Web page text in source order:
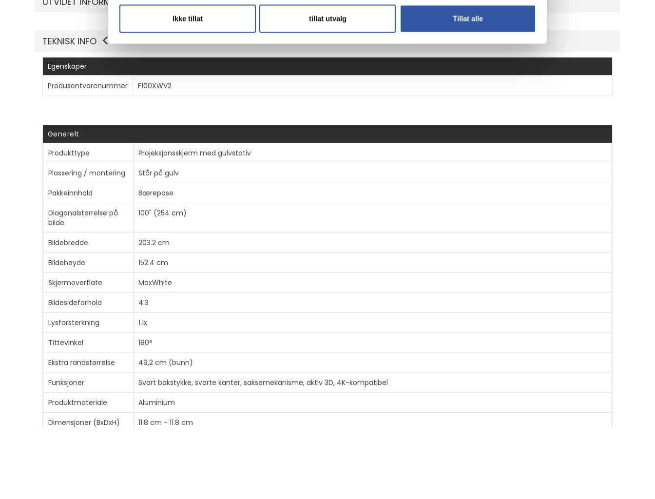
Ikke tillat tillat utvalg Tillat alle
Vis mer
Vis mer
TEKNISK INFO
Egenskaper
Produsentvarenummer
F100XWV2
Generelt
Produkttype
Projeksjonsskjerm med gulvstativ
Plassering / montering Står på gulv
Pakkeinnhold Bærepose
Diagonalstørrelse på
bilde
100" (254 cm)
Bildebredde 203.2 cm
Bildehøyde 152.4 cm
Skjermoverflate MaxWhite
Bildesideforhold 4:3
Lysforsterkning 1.1x
Tittevinkel 180°
Ekstra randstørrelse 49,2 cm (bunn)
Funksjoner Svart bakstykke, svarte kanter, saksemekanisme, aktiv 3D, 4K-kompatibel
Produktmateriale Aluminium
Dimensjoner (BxDxH) 11.8 cm - 11.8 cm